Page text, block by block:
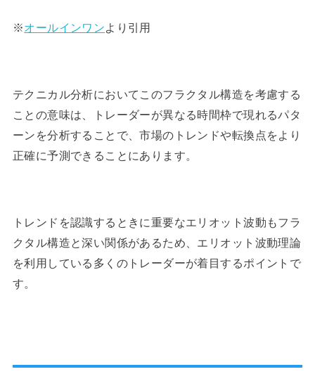
※オールインワン より引用
テクニカル分析においてこのフラクタル構造を考慮する
ことの意味は、トレーダーが異なる時間枠で現れるパタ
ーンを分析することで、市場のトレンドや転換点をより
正確に予測できることにあります。
トレンドを認識するときに重要なエリオット波動もフラ
クタル構造と深い関係があるため、エリオット波動理論
を利用している多くのトレーダーが着目するポイントで
す。